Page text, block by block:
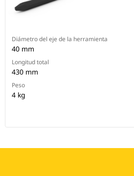
Diámetro del eje de la herramienta
40 mm
Longitud total
430 mm
Peso
4 kg